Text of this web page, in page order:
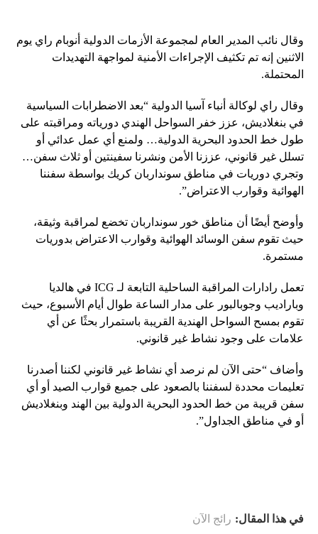
وقال نائب المدير العام لمجموعة الأزمات الدولية أنوبام راي يوم
الاثنين إنه تم تكثيف الإجراءات الأمنية لمواجهة التهديدات
المحتملة.
وقال راي لوكالة أنباء آسيا الدولية “بعد الاضطرابات السياسية
في بنغلاديش، عزز خفر السواحل الهندي دورياته ومراقبته على
طول خط الحدود البحرية الدولية… ولمنع أي عمل عدائي أو
تسلل غير قانوني، عززنا الأمن ونشرنا سفينتين أو ثلاث سفن…
وتجري دوريات في مناطق سونداربان كريك بواسطة سفننا
الهوائية وقوارب الاعتراض”.
وأوضح أيضًا أن مناطق خور سونداربان تخضع لمراقبة وثيقة،
حيث تقوم سفن الوسائد الهوائية وقوارب الاعتراض بدوريات
مستمرة.
تعمل رادارات المراقبة الساحلية التابعة لـ ICG في هالديا
وباراديب وجوبالبور على مدار الساعة طوال أيام الأسبوع، حيث
تقوم بمسح السواحل الهندية القريبة باستمرار بحثًا عن أي
علامات على وجود نشاط غير قانوني.
وأضاف “حتى الآن لم نرصد أي نشاط غير قانوني لكننا أصدرنا
تعليمات محددة لسفننا بالصعود على جميع قوارب الصيد أو أي
سفن قريبة من خط الحدود البحرية الدولية بين الهند وبنغلاديش
أو في مناطق الجداول”.
في هذا المقال: رائج الآن